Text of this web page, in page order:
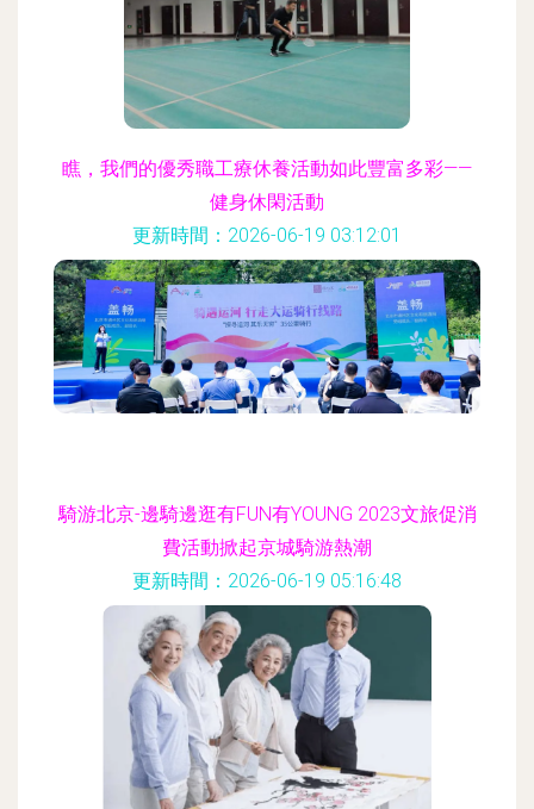
瞧，我們的優秀職工療休養活動如此豐富多彩——
健身休閑活動
更新時間：2026-06-19 03:12:01
騎游北京-邊騎邊逛有FUN有YOUNG 2023文旅促消
費活動掀起京城騎游熱潮
更新時間：2026-06-19 05:16:48